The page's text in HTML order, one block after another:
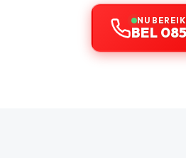
NU
BEL